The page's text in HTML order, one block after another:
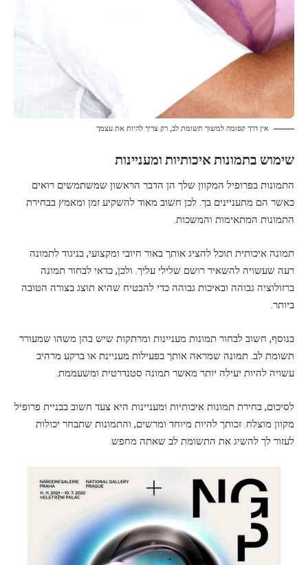
אין דרך קסומה למשוך תשומת לב, רק צריך להיות את עצמך
שימוש בתמונות איכותיות ומעניינות
התמונות בפרופיל המקוון שלך הן הדבר הראשון שמשתמשים רואים
כאשר הם מתעניינים בך. לכן חשוב מאוד להשקיע זמן ומאמץ בבחירת
התמונות המתאימות והמשכות.
תמונה איכותית תוכל להציג אותך באור חיובי ומקצועי, בניגוד לתמונה
רעה שעשויה להשאיר רושם שלילי עליך. ולכן, כדאי לבחור תמונה
ברזולוציה גבוהה ובאיכות גבוהה כדי להבטיח שהיא תוצג בצורה הטובה
ביותר.
בנוסף, חשוב לבחור תמונות מעניינות ומרתקות שיש בהן משהו שמעורר
תשומת לב. תמונה שמראה אותך בפעילות מעניינת או ברקע מרהיב
עשויה להיות יעילה יותר מאשר תמונה סטנדרטית ומשעממת.
לסיכום, בחירת תמונות איכותיות ומעניינות היא צעד חשוב בבניית פרופיל
מקוון מוצלח. זכותך להיות מיוחד ומרשים, והתמונות שתבחר יכולות
לעזור לך להשיג את התשומת לב שאתה מחפש.